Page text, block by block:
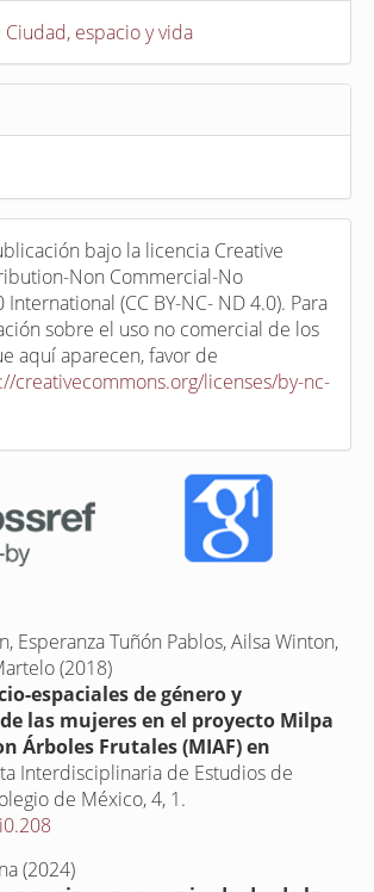
Ciudad, espacio y vida
bajo la licencia Creative
Non Commercial-No
International (CC BY-NC- ND 4.0). Para
sobre el uso no comercial de los
aquí aparecen, favor de
creativecommons.org/licenses/by-nc-
Esperanza Tuñón Pablos, Ailsa Winton,
(2018)
espaciales de género y
las mujeres en el proyecto Milpa
Árboles Frutales (MIAF) en
Interdisciplinaria de Estudios de
de México,4, 1.
(2024)